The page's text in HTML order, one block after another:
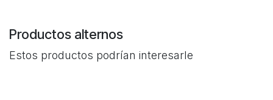
Productos alternos
Estos productos podrían interesarle